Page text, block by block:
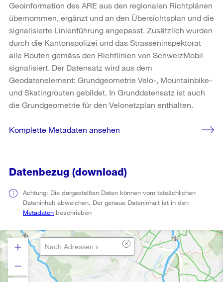
Geoinformation des ARE aus den regionalen Richtplänen
übernommen, ergänzt und an den Übersichtsplan und die
signalisierte Linienführung angepasst. Zusätzlich wurden
durch die Kantonspolizei und das Strasseninspektorat
alle Routen gemäss den Richtlinien von SchweizMobil
signalisiert. Der Datensatz wird aus dem
Geodatenelement: Grundgeometrie Velo-, Mountainbike-
und Skatingrouten gebildet. In Grunddatensatz ist auch
die Grundgeometrie für den Velonetzplan enthalten.
Komplette Metadaten ansehen
Datenbezug (download)
Achtung: Die dargestellten Daten können vom tatsächlichen
Dateninhalt abweichen. Der genaue Dateninhalt ist in den
Metadaten beschrieben